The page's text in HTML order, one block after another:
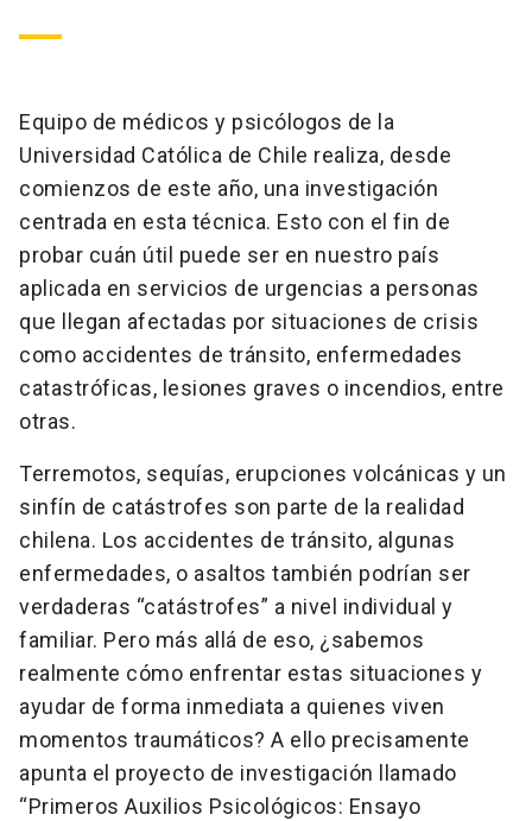
Equipo de médicos y psicólogos de la
Universidad Católica de Chile realiza, desde
comienzos de este año, una investigación
centrada en esta técnica. Esto con el fin de
probar cuán útil puede ser en nuestro país
aplicada en servicios de urgencias a personas
que llegan afectadas por situaciones de crisis
como accidentes de tránsito, enfermedades
catastróficas, lesiones graves o incendios, entre
otras.
Terremotos, sequías, erupciones volcánicas y un
sinfín de catástrofes son parte de la realidad
chilena. Los accidentes de tránsito, algunas
enfermedades, o asaltos también podrían ser
verdaderas “catástrofes” a nivel individual y
familiar. Pero más allá de eso, ¿sabemos
realmente cómo enfrentar estas situaciones y
ayudar de forma inmediata a quienes viven
momentos traumáticos? A ello precisamente
apunta el proyecto de investigación llamado
“Primeros Auxilios Psicológicos: Ensayo